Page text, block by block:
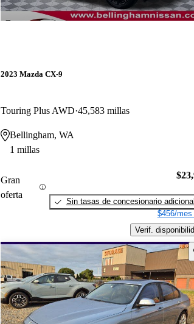
2023 Mazda CX-9
Touring Plus AWD 45,583 millas
Bellingham, WA
1 millas
Gran
oferta
Sin tasas de concesionario
$456/mes
Verif.